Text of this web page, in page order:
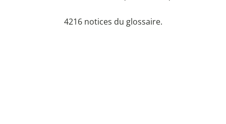
4216 notices du glossaire.